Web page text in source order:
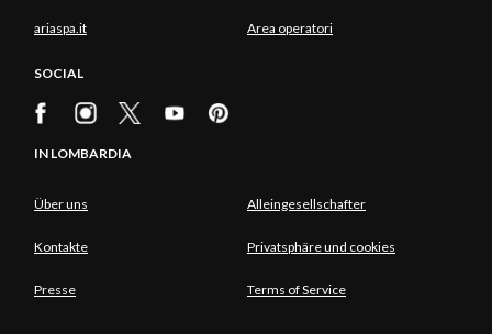
ariaspa.it Area operatori
SOCIAL
IN LOMBARDIA
Über uns Alleingesellschafter
Kontakte Privatsphäre und cookies
Presse Terms of Service